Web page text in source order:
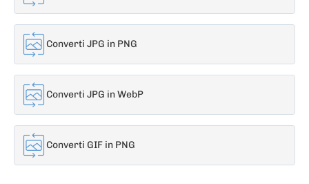
Converti JPG in PNG
Converti JPG in WebP
Converti GIF in PNG